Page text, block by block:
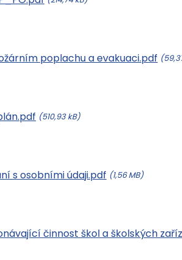
poplachu a evakuaci.pdf
(510,93 kB)
s osobními údaji.pdf (1,56 MB)
činnost škol a školských